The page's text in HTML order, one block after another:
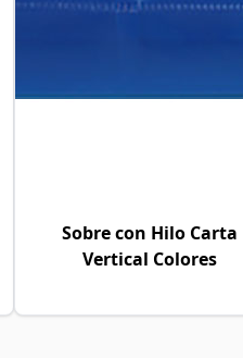
Sobre con Hilo Carta
Vertical Colores